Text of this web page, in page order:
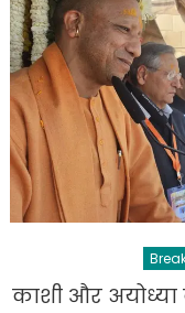
काशी और अयोध्या